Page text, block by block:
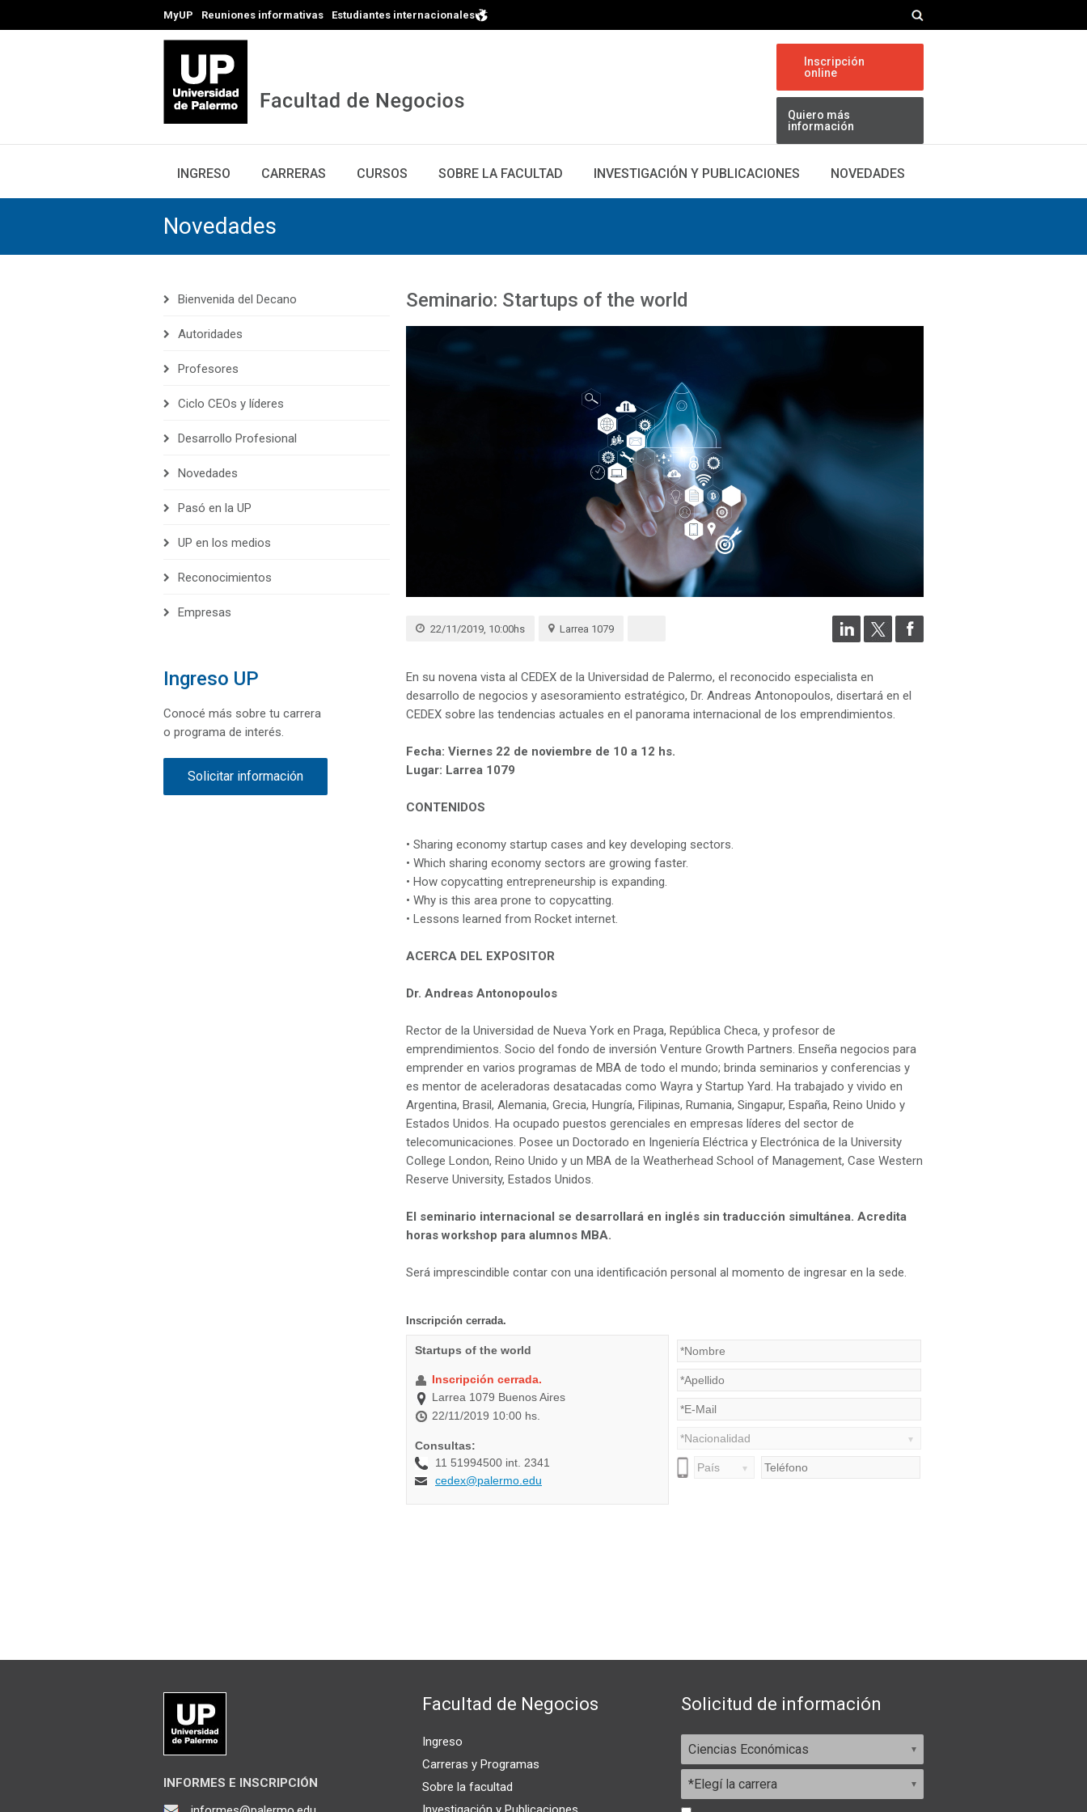
MyUP Reuniones informativas Estudiantes internacionales
Inscripción
online
Quiero más
información
INGRESO CARRERAS CURSOS SOBRE LA FACULTAD INVESTIGACIÓN Y PUBLICACIONES NOVEDADES
Novedades
Seminario: Startups of the world
22/11/2019, 10:00hs Larrea 1079
En su novena vista al CEDEX de la Universidad de Palermo, el reconocido especialista en
desarrollo de negocios y asesoramiento estratégico, Dr. Andreas Antonopoulos, disertará en el
CEDEX sobre las tendencias actuales en el panorama internacional de los emprendimientos.
Fecha: Viernes 22 de noviembre de 10 a 12 hs.
Lugar: Larrea 1079
CONTENIDOS
• Sharing economy startup cases and key developing sectors.
• Which sharing economy sectors are growing faster.
• How copycatting entrepreneurship is expanding.
• Why is this area prone to copycatting.
• Lessons learned from Rocket internet.
ACERCA DEL EXPOSITOR
Dr. Andreas Antonopoulos
Rector de la Universidad de Nueva York en Praga, República Checa, y profesor de
emprendimientos. Socio del fondo de inversión Venture Growth Partners. Enseña negocios para
emprender en varios programas de MBA de todo el mundo; brinda seminarios y conferencias y
es mentor de aceleradoras desatacadas como Wayra y Startup Yard. Ha trabajado y vivido en
Argentina, Brasil, Alemania, Grecia, Hungría, Filipinas, Rumania, Singapur, España, Reino Unido y
Estados Unidos. Ha ocupado puestos gerenciales en empresas líderes del sector de
telecomunicaciones. Posee un Doctorado en Ingeniería Eléctrica y Electrónica de la University
College London, Reino Unido y un MBA de la Weatherhead School of Management, Case Western
Reserve University, Estados Unidos.
El seminario internacional se desarrollará en inglés sin traducción simultánea. Acredita
horas workshop para alumnos MBA.
Será imprescindible contar con una identificación personal al momento de ingresar en la sede.
Bienvenida del Decano
Autoridades
Profesores
Ciclo CEOs y líderes
Desarrollo Profesional
Novedades
Pasó en la UP
UP en los medios
Reconocimientos
Empresas
Ingreso UP
Conocé más sobre tu carrera
o programa de interés.
Solicitar información
INFORMES E INSCRIPCIÓN
Facultad de Negocios
Ingreso
Carreras y Programas
Sobre la facultad
Solicitud de información